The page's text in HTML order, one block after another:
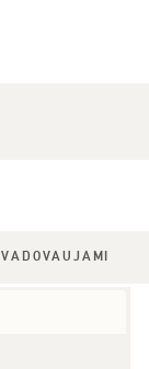
VADOVAUJAMI